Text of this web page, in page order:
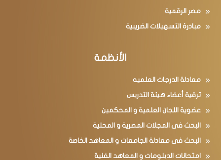
مصر الرقمية
مبادرة التسهيلات الضريبية
الأنظمة
معادلة الدرجات العلميه
ترقية أعضاء هيئة التدريس
عضوية اللجان العلمية و المحكمين
البحث فى المجلات المصرية و المحلية
البحث فى معادلة الجامعات و المعاهد الخاصة
امتحانات الدبلومات و المعاهد الفنية